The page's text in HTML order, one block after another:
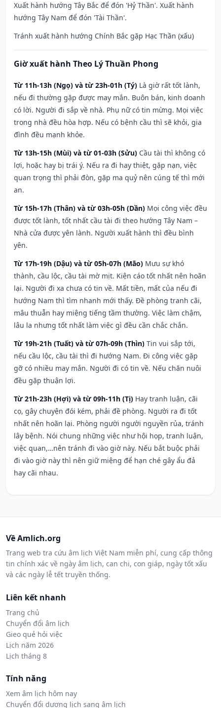
Xuất hành hướng Tây Bắc để đón 'Hỷ Thần'. Xuất hành
hướng Tây Nam để đón 'Tài Thần'.
Tránh xuất hành hướng Chính Bắc gặp Hạc Thần (xấu)
Giờ xuất hành Theo Lý Thuần Phong
Từ 11h-13h (Ngọ) và từ 23h-01h (Tý) Là giờ rất tốt lành,
nếu đi thường gặp được may mắn. Buôn bán, kinh doanh
có lời. Người đi sắp về nhà. Phụ nữ có tin mừng. Mọi việc
trong nhà đều hòa hợp. Nếu có bệnh cầu thì sẽ khỏi, gia
đình đều mạnh khỏe.
Từ 13h-15h (Mùi) và từ 01-03h (Sửu) Cầu tài thì không có
lợi, hoặc hay bị trái ý. Nếu ra đi hay thiệt, gặp nạn, việc
quan trọng thì phải đòn, gặp ma quỷ nên cúng tế thì mới
an.
Từ 15h-17h (Thân) và từ 03h-05h (Dần) Mọi công việc đều
được tốt lành, tốt nhất cầu tài đi theo hướng Tây Nam –
Nhà cửa được yên lành. Người xuất hành thì đều bình
yên.
Từ 17h-19h (Dậu) và từ 05h-07h (Mão) Mưu sự khó
thành, cầu lộc, cầu tài mờ mịt. Kiện cáo tốt nhất nên hoãn
lại. Người đi xa chưa có tin về. Mất tiền, mất của nếu đi
hướng Nam thì tìm nhanh mới thấy. Đề phòng tranh cãi,
mâu thuẫn hay miệng tiếng tầm thường. Việc làm chậm,
lâu la nhưng tốt nhất làm việc gì đều cần chắc chắn.
Từ 19h-21h (Tuất) và từ 07h-09h (Thìn) Tin vui sắp tới,
nếu cầu lộc, cầu tài thì đi hướng Nam. Đi công việc gặp
gỡ có nhiều may mắn. Người đi có tin về. Nếu chăn nuôi
đều gặp thuận lợi.
Từ 21h-23h (Hợi) và từ 09h-11h (Tị) Hay tranh luận, cãi
cọ, gây chuyện đói kém, phải đề phòng. Người ra đi tốt
nhất nên hoãn lại. Phòng người người nguyền rủa, tránh
lây bệnh. Nói chung những việc như hội họp, tranh luận,
việc quan,…nên tránh đi vào giờ này. Nếu bắt buộc phải
đi vào giờ này thì nên giữ miệng để hạn ché gây ẩu đả
hay cãi nhau.
Về Amlich.org
Trang web tra cứu âm lịch Việt Nam miễn phí, cung cấp thông
tin chính xác về ngày âm lịch, can chi, con giáp, ngày tốt xấu
và các ngày lễ tết truyền thống.
Liên kết nhanh
Trang chủ
Chuyển đổi âm lịch
Gieo quẻ hỏi việc
Lịch năm 2026
Lịch tháng 8
Tính năng
Xem âm lịch hôm nay
Chuyển đổi dương lịch sang âm lịch